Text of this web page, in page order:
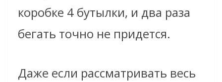
коробке 4 бутылки, и два раза
бегать точно не придется.
Даже если рассматривать весь